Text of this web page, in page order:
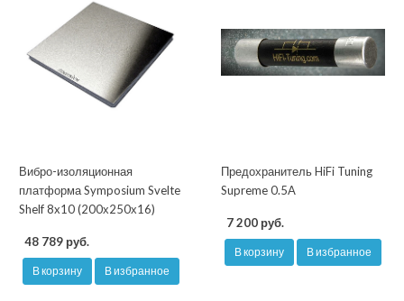
Вибро-изоляционная
платформа Symposium Svelte
Shelf 8x10 (200х250х16)
48 789 руб.
В корзину В избранное
Предохранитель HiFi Tuning
Supreme 0.5A
7 200 руб.
В корзину В избранное